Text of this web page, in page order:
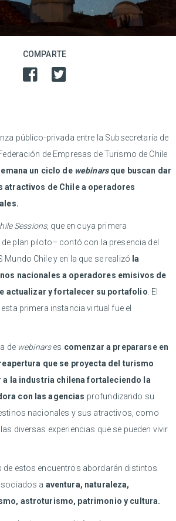
COMPARTE
público-privada entre la Subsecretaría de
de Empresas de Turismo de Chile
un ciclo de webinarsque buscan dar
atractivos de Chile a operadores
Sessions, que en cuya primera
plan piloto– contó con la presencia del
Mundo Chile y en la que se realizó la
nacionales a operadores emisivos de
actualizar y fortalecer su portafolio . El
primera instancia virtual fue el
de webinarses comenzar a prepararse en
que se proyecta del turismo
a la industria chilena fortaleciendo la
con las agencias profundizando su
nacionales y sus atractivos, como
diversas experiencias que se pueden vivir
de estos encuentros abordarán distintos
a aventura, naturaleza,
astroturismo, patrimonio y cultura.